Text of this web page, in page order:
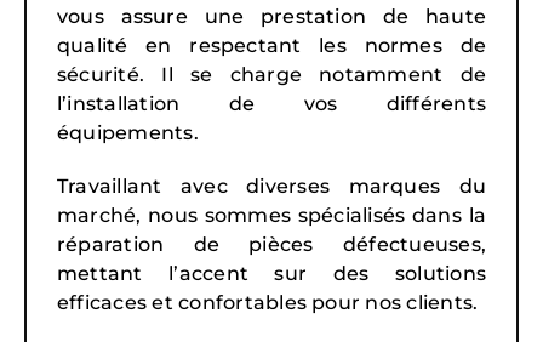
vous assure une prestation de haute
qualité en respectant les normes de
sécurité. Il se charge notamment de
l’installation de vos différents
équipements.
Travaillant avec diverses marques du
marché, nous sommes spécialisés dans la
réparation de pièces défectueuses,
mettant l’accent sur des solutions
efficaces et confortables pour nos clients.